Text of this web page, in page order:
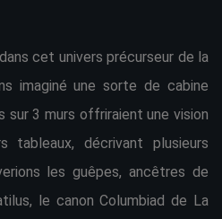
cet univers précurseur de la
imaginé une sorte de cabine
sur 3 murs offriraient une vision
tableaux, décrivant plusieurs
les guêpes, ancêtres de
le canon Columbiad de La